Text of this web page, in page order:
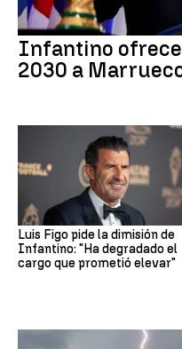
Infantino
2030 a
Luis Figo pide la dimisión de
Infantino: "Ha degradado el
cargo que prometió elevar"